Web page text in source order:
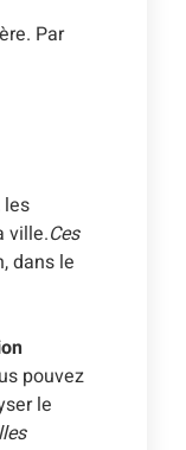
Par
les
ville.Ces
dans le
pouvez
le